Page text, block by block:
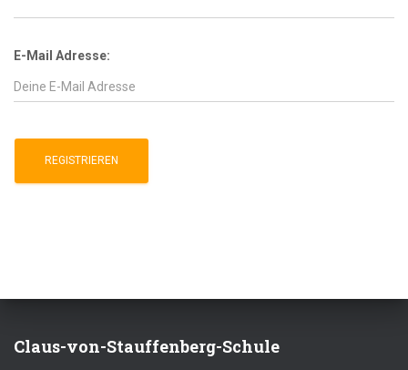
E-Mail Adresse:
Claus-von-Stauffenberg-Schule